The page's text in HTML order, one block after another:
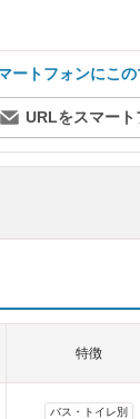
ートフォンにこ
URLをスマート
特徴
バス・トイレ別